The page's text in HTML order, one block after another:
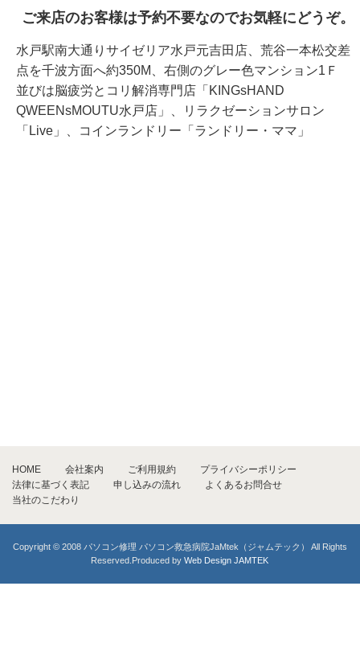
ご来店のお客様は予約不要なのでお気軽にどうぞ。
水戸駅南大通りサイゼリア水戸元吉田店、荒谷一本松交差
点を千波方面へ約350M、右側のグレー色マンション1Ｆ
並びは脳疲労とコリ解消専門店「KINGsHAND
QWEENsMOUTU水戸店」、リラクゼーションサロン
「Live」、コインランドリー「ランドリー・ママ」
HOME 会社案内 ご利用規約
プライバシーポリシー
法律に基づく表記
申し込みの流れ
よくあるお問合せ
当社のこだわり
Copyright © 2008 パソコン修理 パソコン救急病院JaMtek（ジャムテック） All Rights
Reserved.Produced byWeb Design JAMTEK